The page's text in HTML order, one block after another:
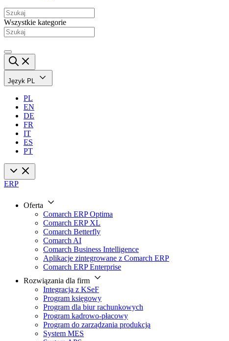
Wszystkie kategorie
Język PL
PL
EN
DE
FR
IT
ES
PT
ERP
Oferta
Comarch ERP Optima
Comarch ERP XL
Comarch Betterfly
Comarch AI
Comarch Business Intelligence
Aplikacje zintegrowane z Comarch ERP
Comarch ERP Enterprise
Rozwiązania dla firm
Integracja z KSeF
Program księgowy
Program dla biur rachunkowych
Program kadrowo-płacowy
Program do zarządzania produkcją
System MES